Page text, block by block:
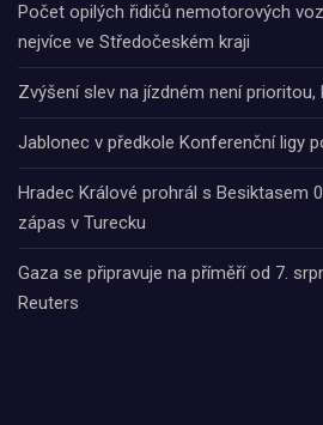
Počet opilých řidičů nemotorových
nejvíce ve Středočeském kraji
Zvýšení slev na jízdném není
Jablonec v předkole Konferenční ligy
Hradec Králové prohrál s Besiktasem
zápas v Turecku
Gaza se připravuje na příměří od 7.
Reuters